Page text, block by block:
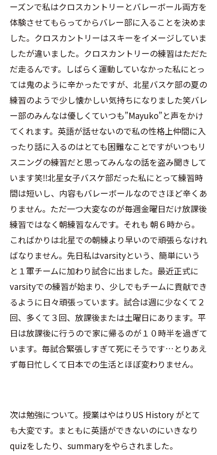
ーズンで私はクロスカントリーとバレーボール両方を
体験させてもらってからバレー部に入ることを決めま
した。クロスカントリーはスキーをイメージしていま
したが違いました。クロスカントリーの練習はただた
だ走るんです。しばらく運動していなかった私にとっ
ては鬼のように辛かったですが、北星バスケ部の夏の
練習のようで少し懐かしい気持ちになりました笑バレ
ー部のみんなは優しくていつも”Mayuko”と声をかけ
てくれます。英語が話せないので私の性格上仲間に入
ったり話に入るのはとても困難なことですがいつもリ
スニングの練習だと思ってみんなの話を盗み聞きして
います笑‼︎北星女子バスケ部だった私にとって練習時
間は短いし、内容もバレーボールなのでさほど辛くあ
りません。ただ一つ大変なのが毎週金曜日だけ放課後
練習ではなく朝練習なんです。それも 朝６時から。
こればかりは北星での朝練より早いので頑張らなけれ
ばなりません。先日私はvarsityという、簡単にいう
と１軍チームに加わり試合に出ました。最近正式に
varsityでの練習が始まり、少しでもチームに貢献でき
るように日々頑張っています。試合は週に少なくて２
回、多くて３回、放課後または土曜日にあります。平
日は放課後に行うので家に帰るのが１０時半を過ぎて
います。毎試合緊張しすぎて死にそうです…とりあえ
ず毎日忙しくて日本での生活とほぼ変わりません。
次は勉強について。授業はやはりUS History がとて
も大変です。まともに英語ができないのにいきなり
quizをしたり、summaryをやらされました。